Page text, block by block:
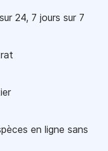
24, 7 jours sur 7
en ligne sans